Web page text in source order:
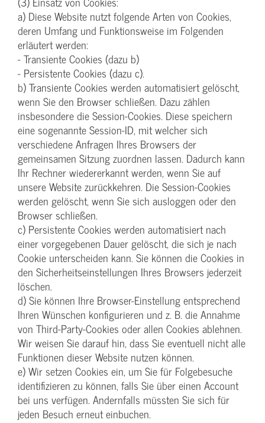
a) Diese Website nutzt folgende Arten von Cookies,
deren Umfang und Funktionsweise im Folgenden
erläutert werden:
- Transiente Cookies (dazu b)
- Persistente Cookies (dazu c).
b) Transiente Cookies werden automatisiert gelöscht,
wenn Sie den Browser schließen. Dazu zählen
insbesondere die Session-Cookies. Diese speichern
eine sogenannte Session-ID, mit welcher sich
verschiedene Anfragen Ihres Browsers der
gemeinsamen Sitzung zuordnen lassen. Dadurch kann
Ihr Rechner wiedererkannt werden, wenn Sie auf
unsere Website zurückkehren. Die Session-Cookies
werden gelöscht, wenn Sie sich ausloggen oder den
Browser schließen.
c) Persistente Cookies werden automatisiert nach
einer vorgegebenen Dauer gelöscht, die sich je nach
Cookie unterscheiden kann. Sie können die Cookies in
den Sicherheitseinstellungen Ihres Browsers jederzeit
löschen.
d) Sie können Ihre Browser-Einstellung entsprechend
Ihren Wünschen konfigurieren und z. B. die Annahme
von Third-Party-Cookies oder allen Cookies ablehnen.
Wir weisen Sie darauf hin, dass Sie eventuell nicht alle
Funktionen dieser Website nutzen können.
e) Wir setzen Cookies ein, um Sie für Folgebesuche
identifizieren zu können, falls Sie über einen Account
bei uns verfügen. Andernfalls müssten Sie sich für
jeden Besuch erneut einbuchen.